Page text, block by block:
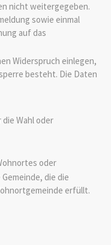
nicht weitergegeben.
sowie einmal
auf das
Widerspruch einlegen,
besteht. Die Daten
Wahl oder
oder
die die
erfüllt.